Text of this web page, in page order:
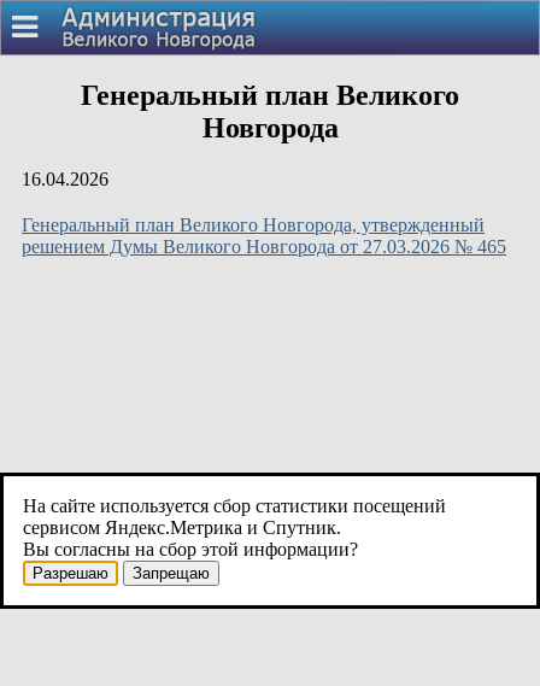
Генеральный план Великого
Новгорода
16.04.2026
Генеральный план Великого Новгорода, утвержденный
решением Думы Великого Новгорода от 27.03.2026 № 465
На сайте используется сбор статистики посещений
сервисом Яндекс.Метрика и Спутник.
Вы согласны на сбор этой информации?
Разрешаю Запрещаю